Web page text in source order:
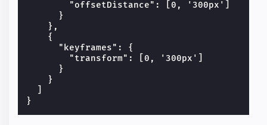
        "offsetDistance": [0, '300px']
      }
    },
    {
      "keyframes": {
        "transform": [0, '300px']
      }
    }
}